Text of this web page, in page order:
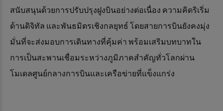
สนับสนุนด้วยการปรับปรุงฝูงบินอย่างต่อเนื่อง ความคิดริเริ่ม
ด้านดิจิทัล และพันธมิตรเชิงกลยุทธ์ โดยสายการบินยังคงมุ่ง
มั่นที่จะส่งมอบการเดินทางที่คุ้มค่า พร้อมเสริมบทบาทใน
การเป็นสะพานเชื่อมระหว่างภูมิภาคสำคัญทั่วโลกผ่าน
โมเดลศูนย์กลางการบินและเครือข่ายที่แข็งแกร่ง